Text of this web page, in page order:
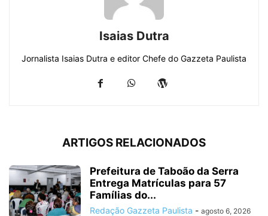
Isaias Dutra
Jornalista Isaias Dutra e editor Chefe do Gazzeta Paulista
ARTIGOS RELACIONADOS
Prefeitura de Taboão da Serra
Entrega Matrículas para 57
Famílias do...
Redação Gazzeta Paulista - agosto 6, 2026